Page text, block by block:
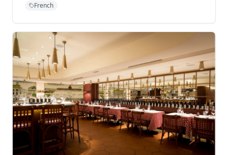
品，不需另加服務費，性價比極高。香畔以精緻的新派法
食客喜愛。
French